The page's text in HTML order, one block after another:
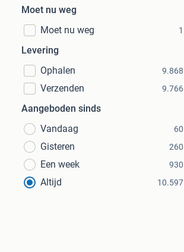
Moet nu weg
Moet nu weg
1
Levering
Ophalen
9.868
Verzenden 9.766
Aangeboden sinds
Vandaag
60
Gisteren 260
Een week 930
Altijd 10.597